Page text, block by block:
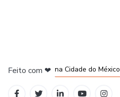
Feito com ❤ na Cidade do México